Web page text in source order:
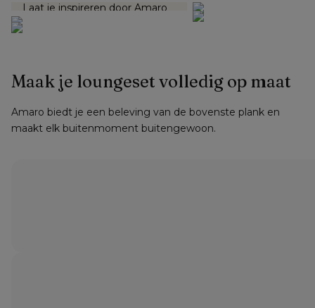
Laat je inspireren door Amaro
Maak je loungeset volledig op maat
Amaro biedt je een beleving van de bovenste plank en
maakt elk buitenmoment buitengewoon.